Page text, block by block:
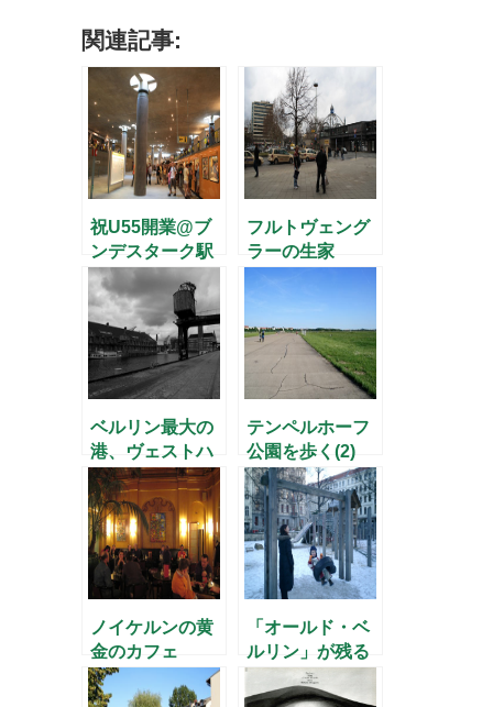
関連記事:
祝U55開業@ブ
ンデスターク駅
フルトヴェング
ラーの生家
ベルリン最大の
港、ヴェストハ
ーフェン
テンペルホーフ
公園を歩く(2)
ノイケルンの黄
金のカフェ
「オールド・ベ
ルリン」が残る
界隈(2)